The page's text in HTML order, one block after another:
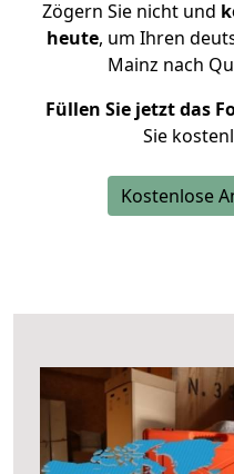
Zögern Sie nicht und
heute, um Ihren
Mainz nach
Füllen Sie jetzt das
Sie
Kostenlose